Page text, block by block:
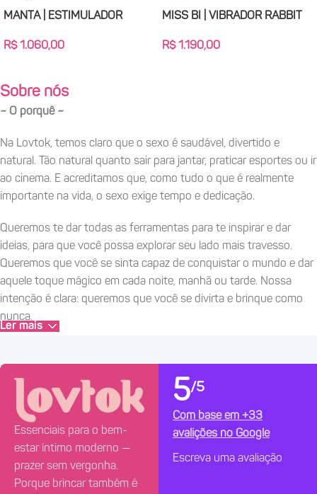
MANTA | ESTIMULADOR
R$1.060,00
MISS BI | VIBRADOR RABBIT
R$1.190,00
Sobre nós
~ O porquê ~
Na Lovtok, temos claro que o sexo é saudável, divertido e
natural. Tão natural quanto sair para jantar, praticar esportes ou ir
ao cinema. E acreditamos que, como tudo o que é realmente
importante na vida, o sexo exige tempo e dedicação.
Queremos te dar todas as ferramentas para te inspirar e dar
ideias, para que você possa explorar seu lado mais travesso.
Queremos que você se sinta capaz de conquistar o mundo e dar
aquele toque mágico em cada noite, manhã ou tarde. Nossa
intenção é clara: queremos que você se divirta e brinque como
nunca.
~ O como ~
Sabemos que aqui você não encontrará tudo, pois não somos
um "tudo a cem". Acreditamos na qualidade sobre a quantidade;
e também acreditamos em tornar tudo mais fácil para você. Por
isso, fabricamos e disponibilizamos uma gama de produtos de
altíssima qualidade e com funcionalidades claramente
Ler mais
Essenciais para o bem-
estar íntimo moderno —
prazer sem vergonha.
Porque brincar também é
5/5
Com base em +33
avalições no Google
Escreva uma avaliação